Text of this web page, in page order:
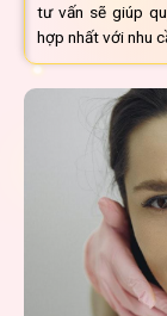
tư vấn sẽ giúp
hợp nhất với nhu